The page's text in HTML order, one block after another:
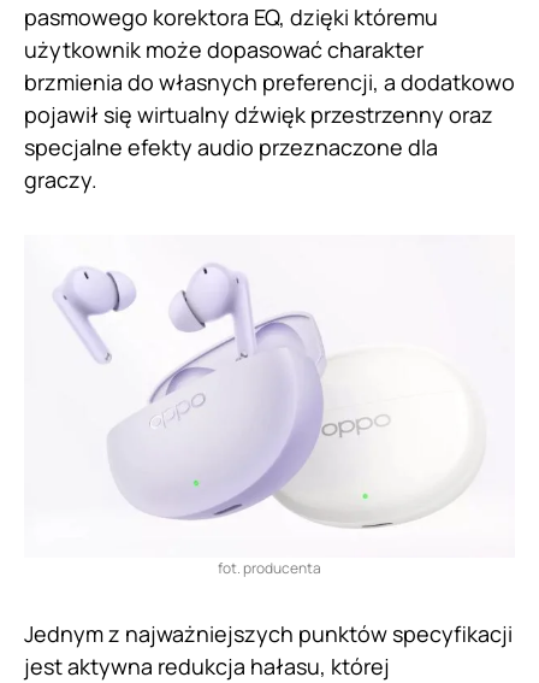
pasmowego korektora EQ, dzięki któremu
użytkownik może dopasować charakter
brzmienia do własnych preferencji, a dodatkowo
pojawił się wirtualny dźwięk przestrzenny oraz
specjalne efekty audio przeznaczone dla
graczy.
fot. producenta
Jednym z najważniejszych punktów specyfikacji
jest aktywna redukcja hałasu, której